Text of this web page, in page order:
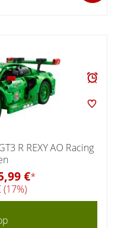
R REXY AO Racing
€*
(17%)